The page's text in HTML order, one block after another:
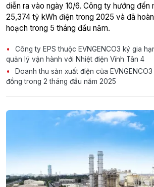
diễn ra vào ngày 10/6. Công ty hướng
25,374 tỷ kWh điện trong 2025 và đã
hoạch trong 5 tháng đầu năm.
Công ty EPS thuộc EVNGENCO3 ký gia
quản lý vận hành với Nhiệt điện Vĩnh Tân 4
Doanh thu sản xuất điện của
đồng trong 2 tháng đầu năm 2025